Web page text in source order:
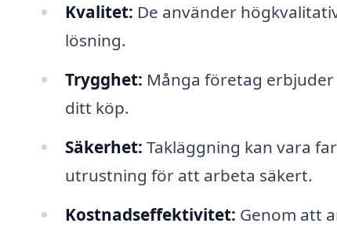
Kvalitet: De använder
lösning.
Trygghet: Många företag
ditt köp.
Säkerhet: Takläggning kan vara
utrustning för att arbeta säkert.
Kostnadseffektivitet: Genom att